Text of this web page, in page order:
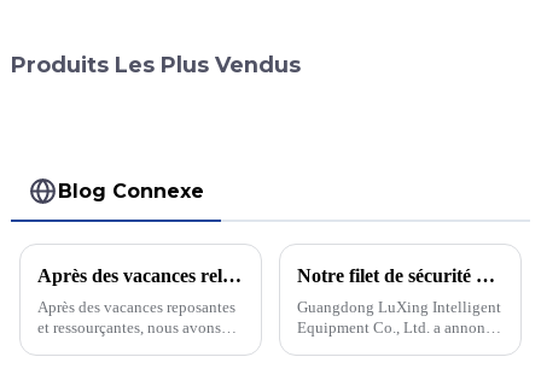
Produits Les Plus Vendus
Blog Connexe
Après des vacances relaxantes et ressourçantes
Après des vacances reposantes
et ressourçantes, nous avons
Notre filet de sécurité a grandement amélioré la sécurité de l'héliport
Guangdong LuXing Intelligent
Equipment Co., Ltd. a annoncé